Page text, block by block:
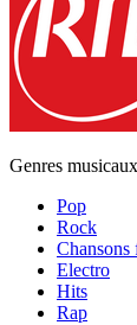
Genres
Pop
Rock
Chansons
Electro
Hits
Rap